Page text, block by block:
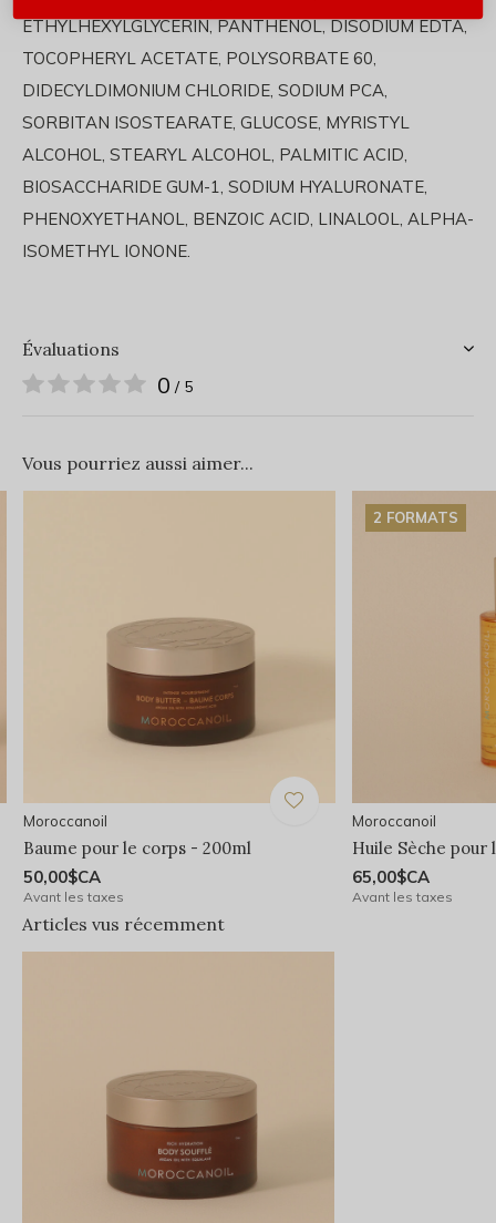
ETHYLHEXYLGLYCERIN, PANTHENOL, DISODIUM EDTA,
TOCOPHERYL ACETATE, POLYSORBATE 60,
DIDECYLDIMONIUM CHLORIDE, SODIUM PCA,
SORBITAN ISOSTEARATE, GLUCOSE, MYRISTYL
ALCOHOL, STEARYL ALCOHOL, PALMITIC ACID,
BIOSACCHARIDE GUM-1, SODIUM HYALURONATE,
PHENOXYETHANOL, BENZOIC ACID, LINALOOL, ALPHA-
ISOMETHYL IONONE.
Évaluations
0 / 5
Vous pourriez aussi aimer...
Moroccanoil
Baume pour le corps - 200ml
50,00$CA
Avant les taxes
2 FORMATS
Moroccanoil
Huile Sèche pour
65,00$CA
Avant les taxes
Articles vus récemment